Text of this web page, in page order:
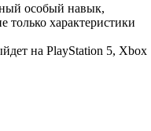
особый навык,
только характеристики
на PlayStation 5, Xbox